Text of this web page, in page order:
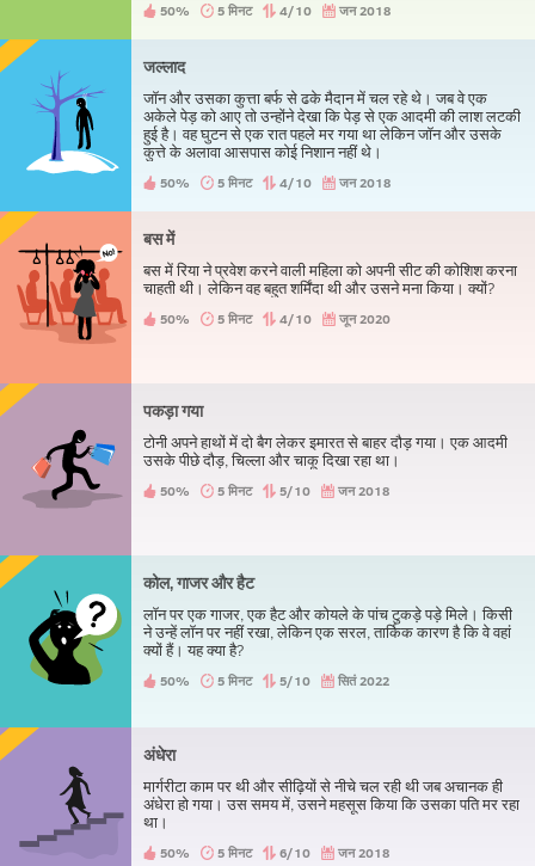
50% 5 मिनट 4/10 जन 2018
जल्लाद
जॉन और उसका कुत्ता बर्फ से ढके मैदान में चल रहे थे। जब वे एक
अकेले पेड़ को आए तो उन्होंने देखा कि पेड़ से एक आदमी की लाश लटकी
हुई है। वह घुटन से एक रात पहले मर गया था लेकिन जॉन और उसके
कुत्ते के अलावा आसपास कोई निशान नहीं थे।
50% 5 मिनट 4/10 जन 2018
बस में
बस में रिया ने प्रवेश करने वाली महिला को अपनी सीट की कोशिश करना
चाहती थी। लेकिन वह बहुत शर्मिंदा थी और उसने मना किया। क्यों?
50% 5 मिनट 4/10 जून 2020
पकड़ा गया
टोनी अपने हाथों में दो बैग लेकर इमारत से बाहर दौड़ गया। एक आदमी
उसके पीछे दौड़, चिल्ला और चाकू दिखा रहा था।
50% 5 मिनट 5/10 जन 2018
कोल, गाजर और हैट
लॉन पर एक गाजर, एक हैट और कोयले के पांच टुकड़े पड़े मिले। किसी
ने उन्हें लॉन पर नहीं रखा, लेकिन एक सरल, तार्किक कारण है कि वे वहां
क्यों हैं। यह क्या है?
50% 5 मिनट 5/10 सितं 2022
अंधेरा
मार्गरीटा काम पर थी और सीढ़ियों से नीचे चल रही थी जब अचानक ही
अंधेरा हो गया। उस समय में, उसने महसूस किया कि उसका पति मर रहा
था।
50% 5 मिनट 6/10 जन 2018